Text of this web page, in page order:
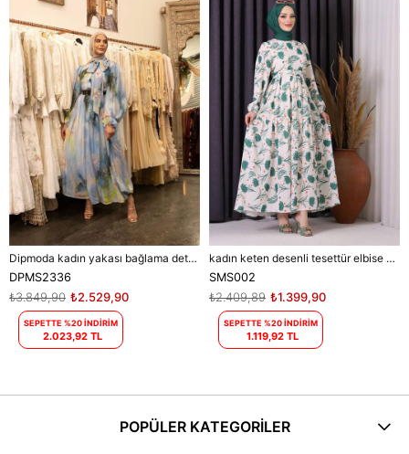
Dipmoda kadın yakası bağlama detaylı tesettür şifon elbise DPMS2336
DPMS2336
₺2.529,90
₺3.849,90
SEPETTE %20 İNDİRİM
2.023,92 TL
kadın keten desenli tesettür elbise SMS002 - Bej
SMS002
₺1.399,90
₺2.409,89
SEPETTE %20 İNDİRİM
1.119,92 TL
POPÜLER KATEGORİLER